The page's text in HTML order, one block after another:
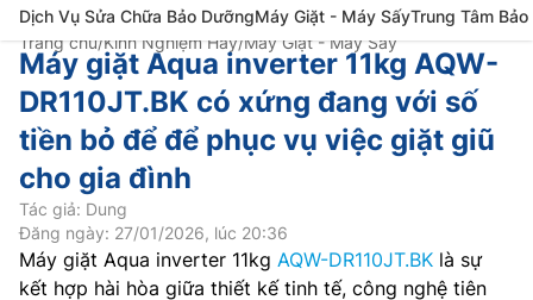
Dịch Vụ Sửa Chữa Bảo DưỡngMáy Giặt - Máy SấyTrung Tâm Bảo
Trang chủ/Kinh Nghiệm Hay/Máy Giặt - Máy Sấy
Máy giặt Aqua inverter 11kg AQW-
DR110JT.BK có xứng đang với số
tiền bỏ để để phục vụ việc giặt giũ
cho gia đình
Tác giả: Dung
Đăng ngày: 27/01/2026, lúc 20:36
Máy giặt Aqua inverter 11kg AQW-DR110JT.BK là sự
kết hợp hài hòa giữa thiết kế tinh tế, công nghệ tiên